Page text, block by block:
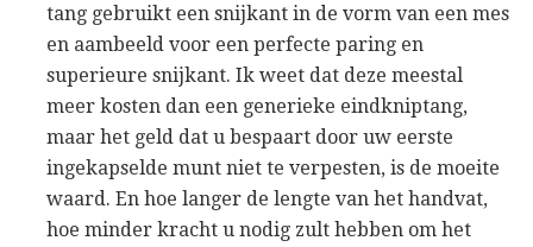
tang gebruikt een snijkant in de vorm van een mes
en aambeeld voor een perfecte paring en
superieure snijkant. Ik weet dat deze meestal
meer kosten dan een generieke eindkniptang,
maar het geld dat u bespaart door uw eerste
ingekapselde munt niet te verpesten, is de moeite
waard. En hoe langer de lengte van het handvat,
hoe minder kracht u nodig zult hebben om het